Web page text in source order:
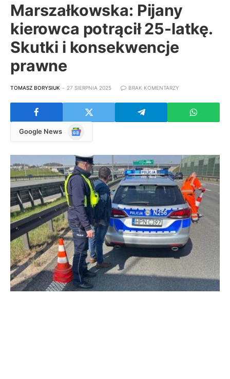
Marszałkowska: Pijany
kierowca potrącił 25-latkę.
Skutki i konsekwencje
prawne
TOMASZ BORYSIUK 27 SIERPNIA 2025 BRAK KOMENTARZY
Google News
Google